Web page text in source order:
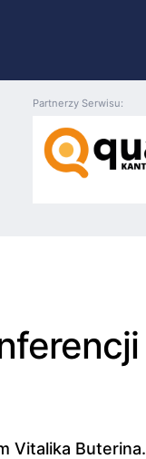
Partnerzy Serwisu:
Vitalika Buterina.